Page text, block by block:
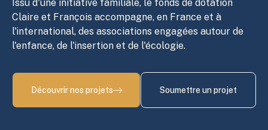
Issu d'une initiative familiale, le fonds de dotation
Claire et François accompagne, en France et à
l'international, des associations engagées autour de
l'enfance, de l'insertion et de l'écologie.
Découvrir nos projets Soumettre un projet